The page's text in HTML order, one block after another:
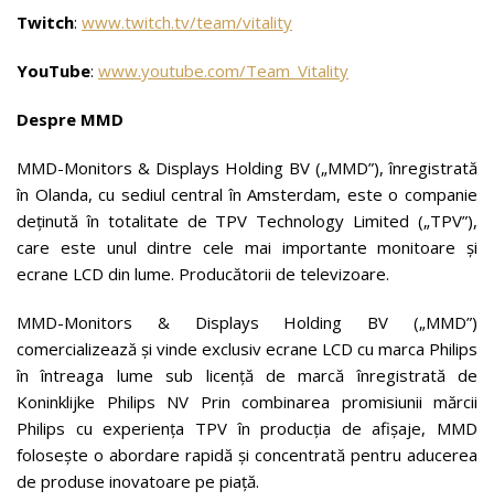
Twitch: www.twitch.tv/team/vitality
YouTube: www.youtube.com/Team_Vitality
Despre MMD
MMD-Monitors & Displays Holding BV („MMD”), înregistrată
în Olanda, cu sediul central în Amsterdam, este o companie
deținută în totalitate de TPV Technology Limited („TPV”),
care este unul dintre cele mai importante monitoare și
ecrane LCD din lume. Producătorii de televizoare.
MMD-Monitors & Displays Holding BV („MMD”)
comercializează și vinde exclusiv ecrane LCD cu marca Philips
în întreaga lume sub licență de marcă înregistrată de
Koninklijke Philips NV Prin combinarea promisiunii mărcii
Philips cu experiența TPV în producția de afișaje, MMD
folosește o abordare rapidă și concentrată pentru aducerea
de produse inovatoare pe piață.